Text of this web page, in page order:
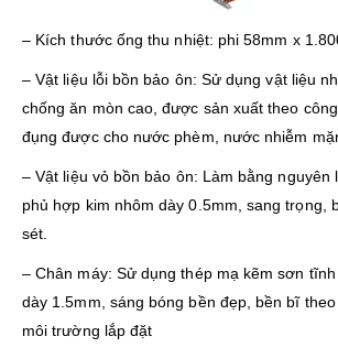
– Kích thước ống thu nhiệt: phi 58mm x
– Vật liệu lỗi bồn bảo ôn: Sử dụng vật liệu
chống ăn mòn cao, được sản xuất theo
đụng được cho nước phèm, nước nhiễm
– Vật liệu vỏ bồn bảo ôn: Làm bằng nguyên
phủ hợp kim nhôm dày 0.5mm, sang trọng,
sét.
– Chân máy: Sử dụng thép mạ kẽm sơn
dày 1.5mm, sáng bóng bền đẹp, bền bĩ
môi trường lắp đặt